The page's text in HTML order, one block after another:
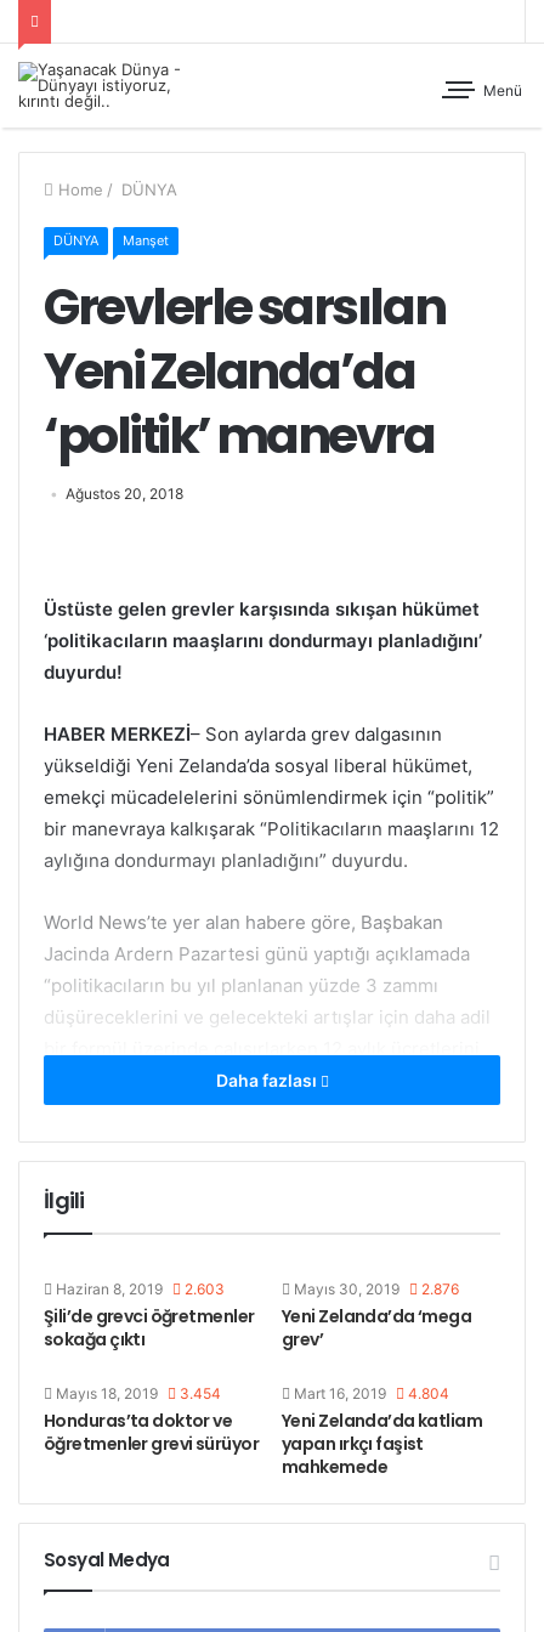
Menü
Home / DÜNYA
DÜNYA Manşet
Grevlerle sarsılan
Yeni Zelanda’da
‘politik’ manevra
Ağustos 20, 2018
Üstüste gelen grevler karşısında sıkışan hükümet
‘politikacıların maaşlarını dondurmayı planladığını’
duyurdu!
HABER MERKEZİ– Son aylarda grev dalgasının
yükseldiği Yeni Zelanda’da sosyal liberal hükümet,
emekçi mücadelelerini sönümlendirmek için “politik”
bir manevraya kalkışarak “Politikacıların maaşlarını 12
aylığına dondurmayı planladığını” duyurdu.
World News’te yer alan habere göre, Başbakan
Jacinda Ardern Pazartesi günü yaptığı açıklamada
“politikacıların bu yıl planlanan yüzde 3 zammı
düşüreceklerini ve gelecekteki artışlar için daha adil
donduracaklarını” söyledi.
Öte yandan, sözü edilen planın paramentoda
Başbakan Ardern’e şu anda yıllık 471.000 Yeni
Başbakan Yardımcısı Winston Peters’a 335.000 NZD,
diğer milletvekillerine, konumuna ve
296.000 NZD arasında değişen maaşlar ödeniyor.
Üstüste gelen grevler
Yeni Zelanda’da son aylarda değişik alanlardan
emekçilerin dahil olduğu grevler bir biri peşi sıra
Daha fazlası
İlgili
Haziran 8, 2019 2.603
Şili’de grevci öğretmenler
sokağa çıktı
Mayıs 30, 2019 2.876
Yeni Zelanda’da ‘mega
grev’
Mayıs 18, 2019 3.454
Honduras’ta doktor ve
öğretmenler grevi sürüyor
Mart 16, 2019 4.804
Yeni Zelanda’da katliam
yapan ırkçı faşist
mahkemede
Sosyal Medya